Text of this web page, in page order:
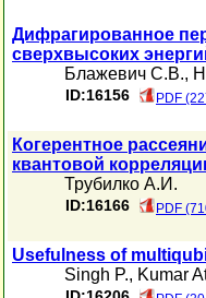
Дифрагированное
сверхвысоких
Блажевич С.В.,
ID:16156 PDF
Когерентное
квантовой
Трубилко А.И.
ID:16166 PDF
Usefulness of
Singh P., Kumar